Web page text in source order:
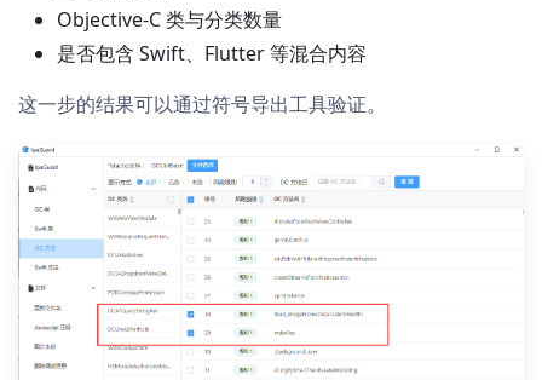
Objective-C 类与分类数量
是否包含 Swift、Flutter 等混合内容
这一步的结果可以通过符号导出工具验证。